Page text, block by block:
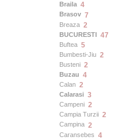
Braila 4
Brasov 7
Breaza 2
BUCURESTI 47
Buftea 5
Bumbesti-Jiu 2
Busteni 2
Buzau 4
Calan 2
Calarasi 3
Campeni 2
Campia Turzii 2
Campina 2
Caransebes 4